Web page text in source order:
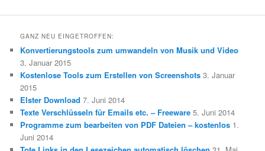
GANZ NEU EINGETROFFEN:
Konvertierungstools zum umwandeln von Musik und Video
3. Januar 2015
Kostenlose Tools zum Erstellen von Screenshots 3. Januar
2015
Elster Download 7. Juni 2014
Texte Verschlüsseln für Emails etc. – Freeware 5. Juni 2014
Programme zum bearbeiten von PDF Dateien – kostenlos 1.
Juni 2014